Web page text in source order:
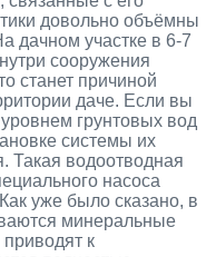
довольно объёмны
дачном участке в 6-7
сооружения
станет причиной
даче. Если вы
грунтовых вод
системы их
Такая водоотводная
насоса
уже было сказано, в
минеральные
к